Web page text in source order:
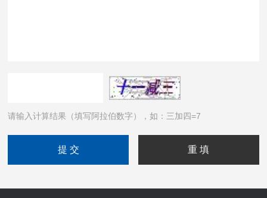
请输入计算结果（填写阿拉伯数字），如：三加四=7